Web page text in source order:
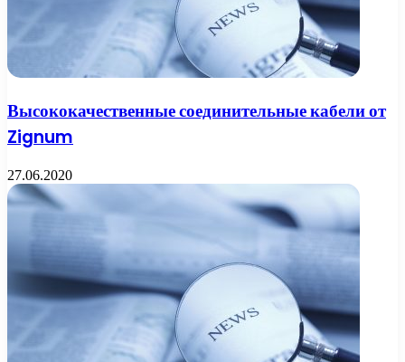
Высококачественные соединительные кабели от
Zignum
27.06.2020